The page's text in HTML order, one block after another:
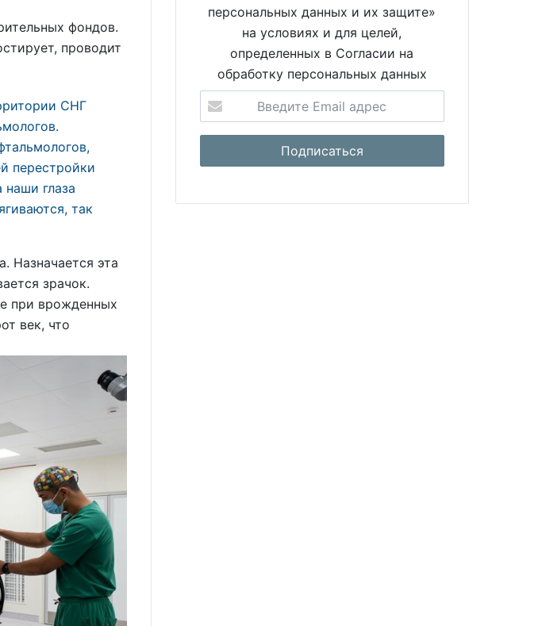
фондов.
проводит
СНГ
перестройки
наши глаза
так
Назначается эта
зрачок.
при врожденных
век, что
персональных данных и их защите»
на условиях и для целей,
определенных в Согласии на
обработку персональных данных